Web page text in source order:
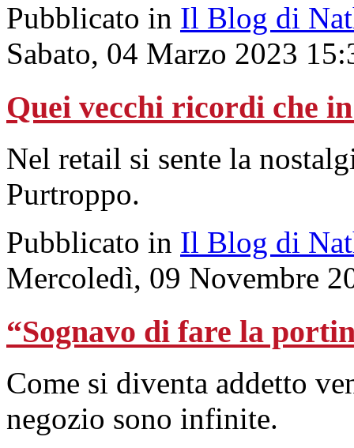
Pubblicato in Il Blog di
Sabato, 04 Marzo 2023
Quei vecchi ricordi che
Nel retail si sente la
Purtroppo.
Pubblicato in Il Blog di
Mercoledì, 09 Novembre
“Sognavo di fare la
Come si diventa addetto
negozio sono infinite.